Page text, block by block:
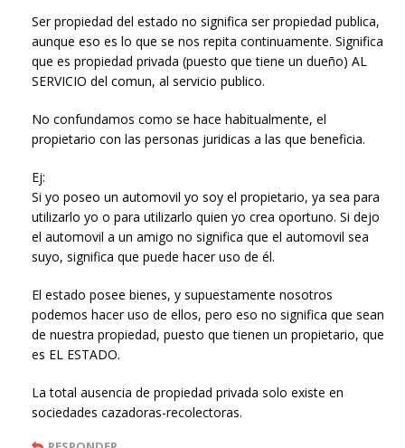
Ser propiedad del estado no significa ser propiedad publica,
aunque eso es lo que se nos repita continuamente. Significa
que es propiedad privada (puesto que tiene un dueño) AL
SERVICIO del comun, al servicio publico.
No confundamos como se hace habitualmente, el
propietario con las personas juridicas a las que beneficia.
Ej:
Si yo poseo un automovil yo soy el propietario, ya sea para
utilizarlo yo o para utilizarlo quien yo crea oportuno. Si dejo
el automovil a un amigo no significa que el automovil sea
suyo, significa que puede hacer uso de él.
El estado posee bienes, y supuestamente nosotros
podemos hacer uso de ellos, pero eso no significa que sean
de nuestra propiedad, puesto que tienen un propietario, que
es EL ESTADO.
La total ausencia de propiedad privada solo existe en
sociedades cazadoras-recolectoras.